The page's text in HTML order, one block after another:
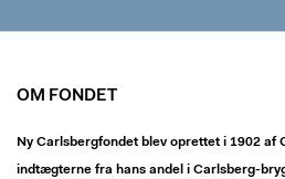
OM FONDET
Ny Carlsbergfondet blev oprettet i 1902 af
indtægterne fra hans andel i Carlsberg-